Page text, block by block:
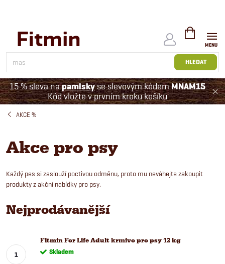
HLEDAT
NÁKUPNÍ
KOŠÍK
15 % sleva napamlskyse slevovým kódemMNAM15
Kód vložte v prvním kroku košíku
AKCE %
Akce pro psy
Každý pes si zaslouží poctivou odměnu, proto mu neváhejte zakoupit
produkty z akční nabídky pro psy.
Nejprodávanější
Fitmin For Life Adult krmivo pro psy 12 kg
Skladem